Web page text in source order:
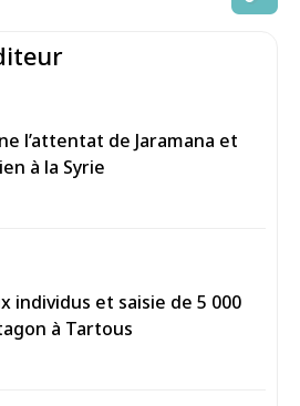
l’attentat de Jaramana et
à la Syrie
individus et saisie de 5 000
à Tartous